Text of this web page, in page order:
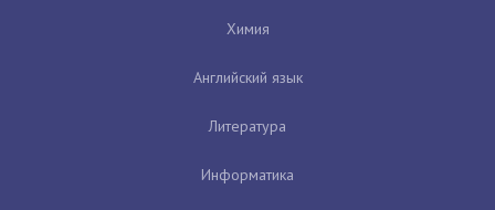
Химия
Английский язык
Литература
Информатика